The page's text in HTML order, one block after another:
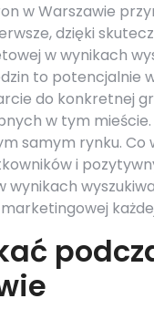
w Warszawie
dzięki
w wynikach
to potencjalnie
do konkretnej
w tym
samym rynku.
i